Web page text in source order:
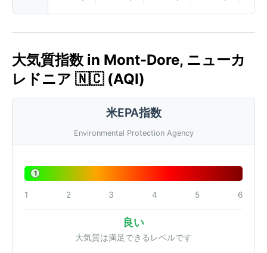
大気質指数 in Mont-Dore, ニューカ
レドニア 🇳🇨 (AQI)
米EPA指数
Environmental Protection Agency
1
1 2 3 4 5 6
良い
大気質は満足できるレベルです